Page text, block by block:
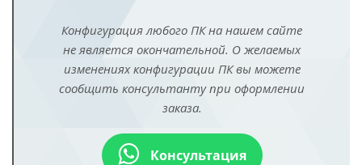
Конфигурация любого ПК на нашем сайте
не является окончательной. О желаемых
изменениях конфигурации ПК вы можете
сообщить консультанту при оформлении
заказа.
Консультация